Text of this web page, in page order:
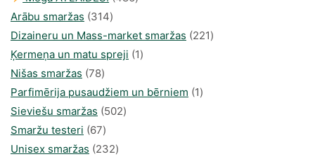
Arābu smaržas 314314
produkti
Dizaineru un Mass-market smaržas 221221
Ķermeņa un matu spreji 11
Nišas smaržas 7878
produkts
Parfimērija pusaudžiem un bērniem 11
Sieviešu smaržas 502502
Smaržu testeri 6767
produkts
Unisex smaržas 232232